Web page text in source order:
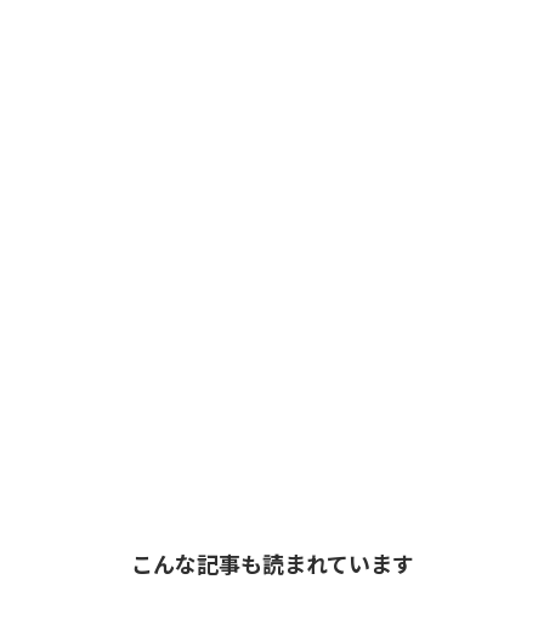
こんな記事も読まれています